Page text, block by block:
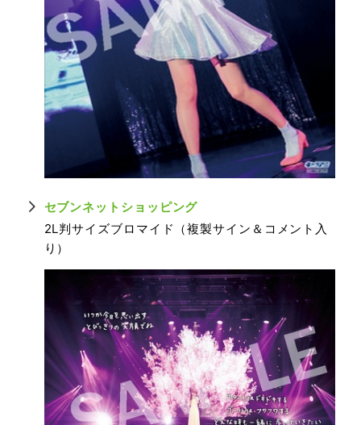
セブンネットショッピング
2L判サイズブロマイド（複製サイン＆コメント入
り）